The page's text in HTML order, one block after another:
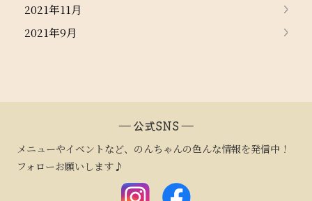
2021年11月
2021年9月
― 公式SNS ―
メニューやイベントなど、のんちゃんの色んな情報を発信中！
フォローお願いします♪